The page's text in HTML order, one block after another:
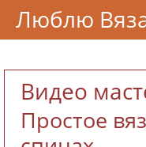
Видео
Простое
Люблю